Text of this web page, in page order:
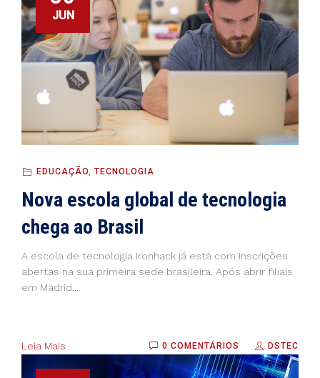
JUN
EDUCAÇÃO, TECNOLOGIA
Nova escola global de tecnologia
chega ao Brasil
A escola de tecnologia Ironhack já está com inscrições
abertas na sua primeira sede brasileira. Após abrir filiais
em Madrid,...
Leia Mais 0 COMENTÁRIOS DSTEC